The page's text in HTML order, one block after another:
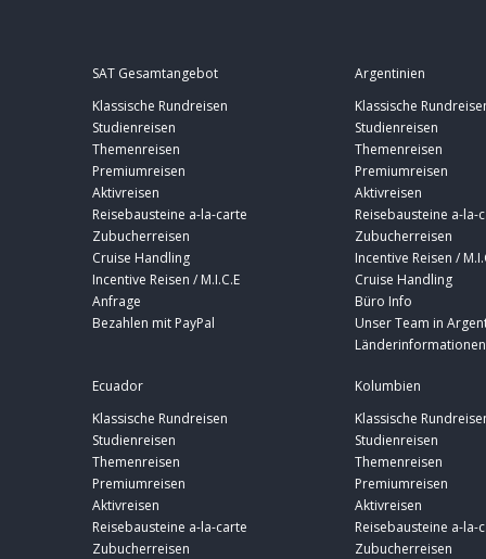
SAT Gesamtangebot
Klassische Rundreisen
Studienreisen
Themenreisen
Premiumreisen
Aktivreisen
Reisebausteine a-la-carte
Zubucherreisen
Cruise Handling
Incentive Reisen / M.I.C.E
Anfrage
Bezahlen mit PayPal
Argentinien
Klassische
Studienreisen
Themenreisen
Premiumreisen
Aktivreisen
Reisebausteine a-la-
Zubucherreisen
Incentive Reisen /
Cruise Handling
Büro Info
Unser Team in
Länderinformationen
Ecuador
Klassische Rundreisen
Studienreisen
Themenreisen
Premiumreisen
Aktivreisen
Reisebausteine a-la-carte
Zubucherreisen
Kolumbien
Klassische
Studienreisen
Themenreisen
Premiumreisen
Aktivreisen
Reisebausteine a-la-
Zubucherreisen